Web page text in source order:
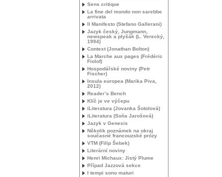
Sens critique
La fine del mondo non sarebbe
arrivata
Il Manifesto (Stefano Gallerani)
Jazyk český, Jungmann,
newspeak a plyšák (L. Verecký,
1994)
Context (Jonathan Bolton)
La Marche aux pages (Frédéric
Fiolof)
Hospodářské noviny (Petr
Fischer)
Insula europea (Marika Piva,
2012)
Reader’s Bench
Klíč je ve výčepu
iLiteratura (Jovanka Šotolová)
iLiteratura (Soňa Jarošová)
Jazyk v Genesis
Několik poznámek na okraj
současné francouzské prózy
VTM (Filip Šebek)
Literární noviny
Henri Michaux: Jistý Plume
Případ Jazzová sekce
I tempi sono maturi